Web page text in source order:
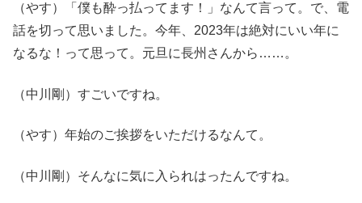
（やす）「僕も酔っ払ってます！」なんて言って。で、電
話を切って思いました。今年、2023年は絶対にいい年に
なるな！って思って。元旦に長州さんから……。
（中川剛）すごいですね。
（やす）年始のご挨拶をいただけるなんて。
（中川剛）そんなに気に入られはったんですね。